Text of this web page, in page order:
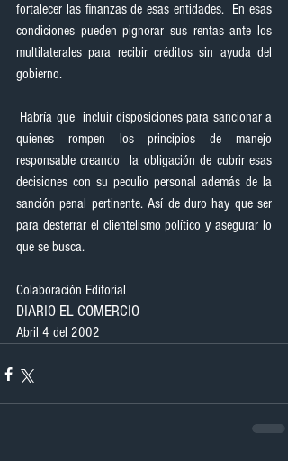
fortalecer las finanzas de esas entidades.  En esas
condiciones pueden pignorar sus rentas ante los
multilaterales para recibir créditos sin ayuda del
gobierno.
quienes rompen los principios de manejo
responsable creando  la obligación de cubrir esas
decisiones con su peculio personal además de la
sanción penal pertinente. Así de duro hay que ser
para desterrar el clientelismo político y asegurar lo
que se busca.
Colaboración Editorial
DIARIO EL COMERCIO
Abril 4 del 2002